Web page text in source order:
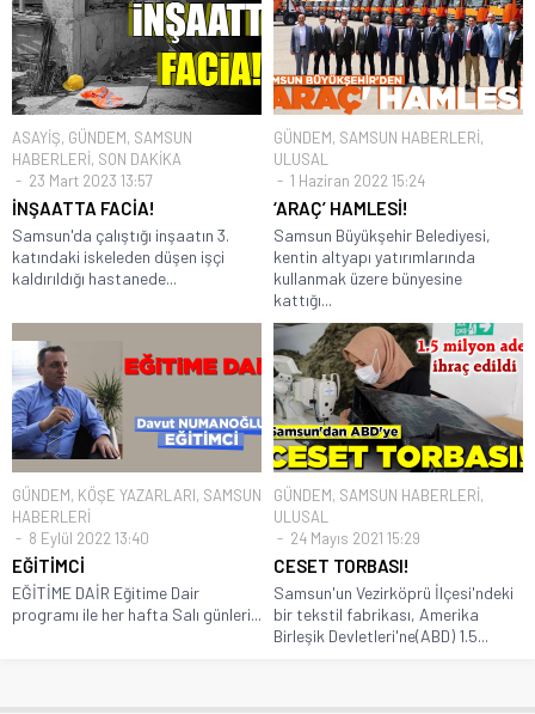
ASAYİŞ, GÜNDEM, SAMSUN
HABERLERİ, SON DAKİKA
23 Mart 2023 13:57
İNŞAATTA FACİA!
Samsun'da çalıştığı inşaatın 3.
katındaki iskeleden düşen işçi
kaldırıldığı hastanede...
GÜNDEM, SAMSUN HABERLERİ,
ULUSAL
1 Haziran 2022 15:24
‘ARAÇ’ HAMLESİ!
Samsun Büyükşehir Belediyesi,
kentin altyapı yatırımlarında
kullanmak üzere bünyesine
kattığı...
GÜNDEM, KÖŞE YAZARLARI, SAMSUN
HABERLERİ
8 Eylül 2022 13:40
EĞİTİMCİ
EĞİTİME DAİR Eğitime Dair
programı ile her hafta Salı günleri...
GÜNDEM, SAMSUN HABERLERİ,
ULUSAL
24 Mayıs 2021 15:29
CESET TORBASI!
Samsun'un Vezirköprü İlçesi'ndeki
bir tekstil fabrikası, Amerika
Birleşik Devletleri'ne(ABD) 1.5...